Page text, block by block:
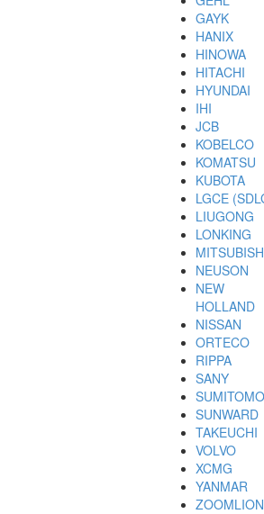
GAYK
HANIX
HINOWA
HITACHI
HYUNDAI
IHI
JCB
KOBELCO
KOMATSU
KUBOTA
LGCE
LIUGONG
LONKING
NEUSON
NEW
HOLLAND
NISSAN
ORTECO
RIPPA
SANY
SUMITOMO
SUNWARD
TAKEUCHI
VOLVO
XCMG
YANMAR
ZOOMLION